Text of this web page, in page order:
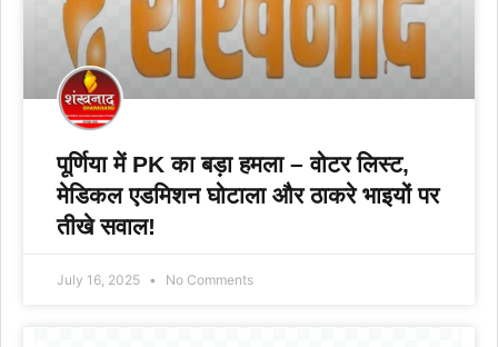
पूर्णिया में PK का बड़ा हमला – वोटर लिस्ट,
मेडिकल एडमिशन घोटाला और ठाकरे भाइयों पर
तीखे सवाल!
July 16, 2025 No Comments